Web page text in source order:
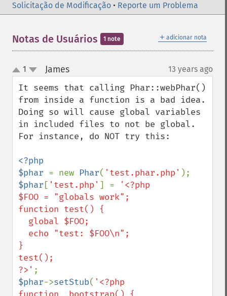
Solicitação de Modificação • Reporte um Problema
＋ adicionar nota
Notas de Usuários 1 note
up
down
1 James¶ 13 years ago
It seems that calling Phar::webPhar()
from inside a function is a bad idea.
Doing so will cause global variables
in included files to not be global.
For instance, do NOT try this:
<?php
$phar = new Phar( 'test.phar.php'
$phar [ 'test.php' ] =
'<?php
$FOO = "globals work";
function test() {
}
test();
?>'
$phar->setStub( '<?php